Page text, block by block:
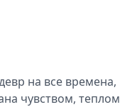
на все времена,
чувством, теплом